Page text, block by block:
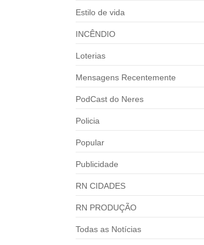
Estilo de vida
INCÊNDIO
Loterias
Mensagens Recentemente
PodCast do Neres
Policia
Popular
Publicidade
RN CIDADES
RN PRODUÇÃO
Todas as Notícias